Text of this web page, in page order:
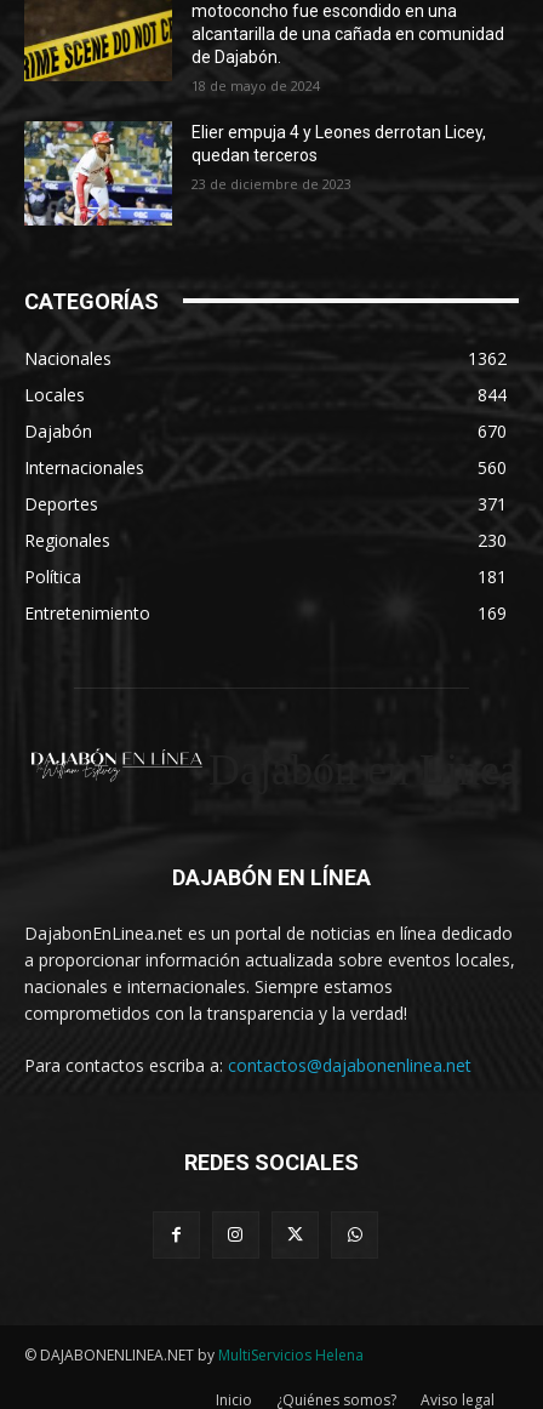
motoconcho fue escondido en una
alcantarilla de una cañada en comunidad
de Dajabón.
18 de mayo de 2024
Elier empuja 4 y Leones derrotan Licey,
quedan terceros
23 de diciembre de 2023
CATEGORÍAS
Nacionales
1362
Locales
844
Dajabón
670
Internacionales
560
Deportes
371
Regionales
230
Política
181
Entretenimiento
169
DAJABÓN EN LÍNEA
DajabonEnLinea.net es un portal de noticias en línea dedicado
a proporcionar información actualizada sobre eventos locales,
nacionales e internacionales. Siempre estamos
comprometidos con la transparencia y la verdad!
Para contactos escriba a: contactos@dajabonenlinea.net
REDES SOCIALES
© DAJABONENLINEA.NET by MultiServicios Helena
Inicio ¿Quiénes somos? Aviso legal